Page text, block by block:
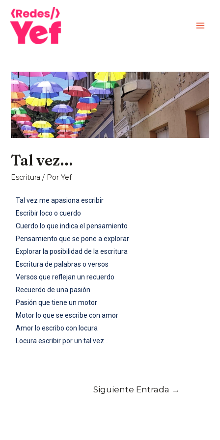
Tal vez…
Escritura / Por Yef
Tal vez me apasiona escribir
Escribir loco o cuerdo
Cuerdo lo que indica el pensamiento
Pensamiento que se pone a explorar
Explorar la posibilidad de la escritura
Escritura de palabras o versos
Versos que reflejan un recuerdo
Recuerdo de una pasión
Pasión que tiene un motor
Motor lo que se escribe con amor
Amor lo escribo con locura
Locura escribir por un tal vez…
Siguiente Entrada →